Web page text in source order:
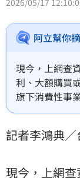
阿立幫你
現今，上網查
利、大額購買
旗下消費性事
上台灣民眾曾
「人生大事」
記者李鴻典
現今，上網